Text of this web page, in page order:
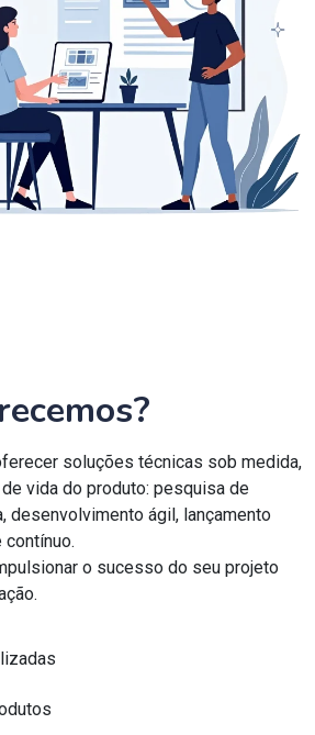
soluções técnicas sob medida,
vida do produto: pesquisa de
desenvolvimento ágil, lançamento
o sucesso do seu projeto